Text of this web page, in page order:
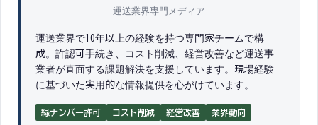
運送業界専門メディア
運送業界で10年以上の経験を持つ専門家チームで構
成。許認可手続き、コスト削減、経営改善など運送事
業者が直面する課題解決を支援しています。現場経験
に基づいた実用的な情報提供を心がけています。
緑ナンバー許可 コスト削減 経営改善 業界動向